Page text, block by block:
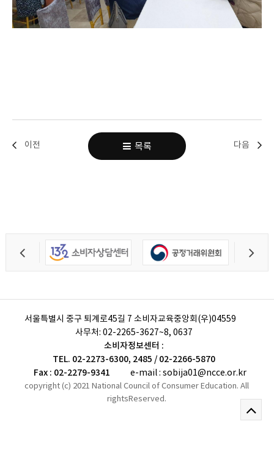
이전 목록 다음
서울특별시 중구 퇴계로45길 7 소비자교육중앙회(우)04559
사무처: 02-2265-3627~8, 0637
소비자정보센터 :
TEL. 02-2273-6300, 2485 / 02-2266-5870
Fax : 02-2279-9341
e-mail : sobija01@ncce.or.kr
copyright (c) 2021 National Council of Consumer Education. All
rightsReserved.